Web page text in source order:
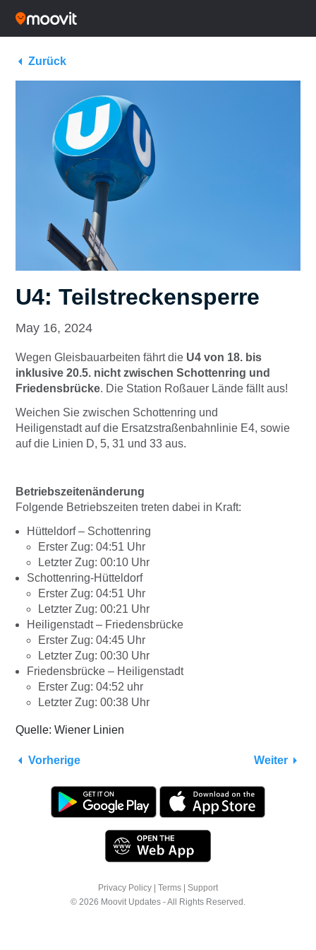
Zurück
U4: Teilstreckensperre
May 16, 2024
Wegen Gleisbauarbeiten fährt die U4 von 18. bis
inklusive 20.5. nicht zwischen Schottenring und
Friedensbrücke. Die Station Roßauer Lände fällt aus!
Weichen Sie zwischen Schottenring und
Heiligenstadt auf die Ersatzstraßenbahnlinie E4, sowie
auf die Linien D, 5, 31 und 33 aus.
Betriebszeitenänderung
Folgende Betriebszeiten treten dabei in Kraft:
Hütteldorf – Schottenring
Erster Zug: 04:51 Uhr
Letzter Zug: 00:10 Uhr
Schottenring-Hütteldorf
Erster Zug: 04:51 Uhr
Letzter Zug: 00:21 Uhr
Heiligenstadt – Friedensbrücke
Erster Zug: 04:45 Uhr
Letzter Zug: 00:30 Uhr
Friedensbrücke – Heiligenstadt
Erster Zug: 04:52 uhr
Letzter Zug: 00:38 Uhr
Quelle: Wiener Linien
Vorherige Weiter
Privacy Policy Terms
Support
© 2026 Moovit Updates - All Rights Reserved.